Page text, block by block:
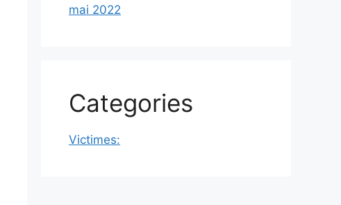
mai 2022
Categories
Victimes: